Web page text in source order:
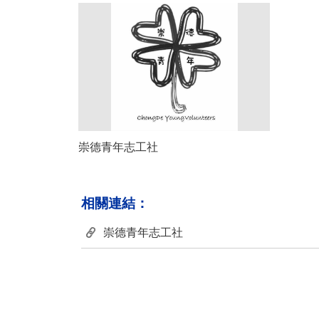
崇德青年志工社
相關連結：
崇德青年志工社